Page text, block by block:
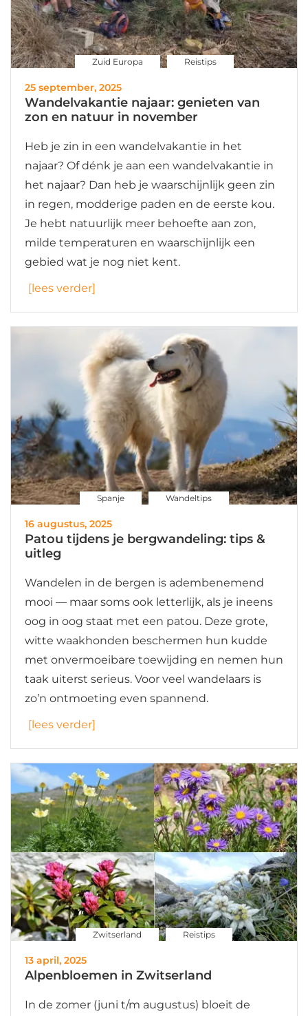
Zuid Europa Reistips
25 september, 2025
Wandelvakantie najaar: genieten van
zon en natuur in november
Heb je zin in een wandelvakantie in het
najaar? Of dénk je aan een wandelvakantie in
het najaar? Dan heb je waarschijnlijk geen zin
in regen, modderige paden en de eerste kou.
Je hebt natuurlijk meer behoefte aan zon,
milde temperaturen en waarschijnlijk een
gebied wat je nog niet kent.
[lees verder]
Spanje Wandeltips
16 augustus, 2025
Patou tijdens je bergwandeling: tips &
uitleg
Wandelen in de bergen is adembenemend
mooi — maar soms ook letterlijk, als je ineens
oog in oog staat met een patou. Deze grote,
witte waakhonden beschermen hun kudde
met onvermoeibare toewijding en nemen hun
taak uiterst serieus. Voor veel wandelaars is
zo’n ontmoeting even spannend.
[lees verder]
Zwitserland Reistips
13 april, 2025
Alpenbloemen in Zwitserland
In de zomer (juni t/m augustus) bloeit de